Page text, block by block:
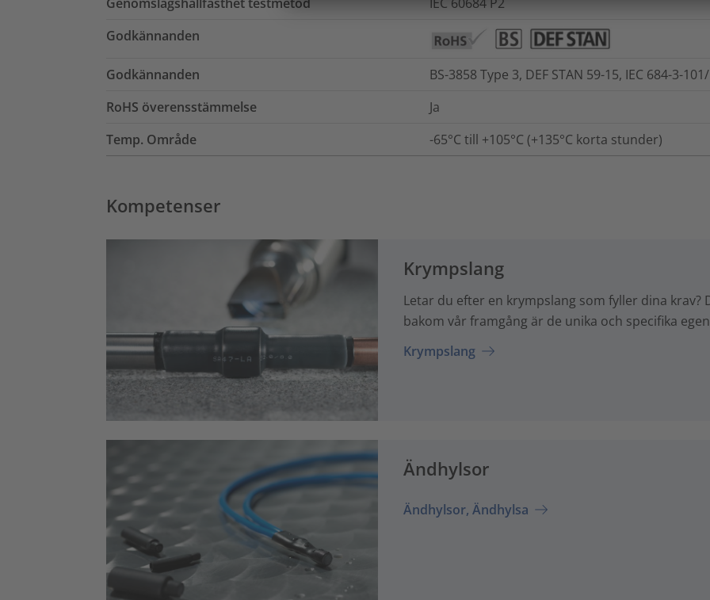
Godkännanden
Godkännanden
BS-3858 Type 3, DEF STAN 59-15, IEC 684-3-
RoHS överensstämmelse
Ja
Temp. Område
-65°C till +105°C (+135°C korta stunder)
Kompetenser
Krympslang
Letar du efter en krympslang som fyller dina krav?
bakom vår framgång är de unika och specifika
Krympslang
Ändhylsor
Ändhylsor, Ändhylsa